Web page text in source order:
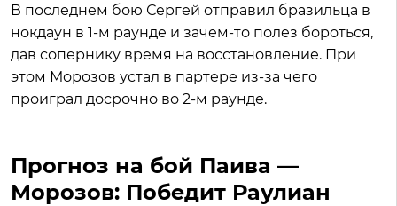
В последнем бою Сергей отправил бразильца в
нокдаун в 1-м раунде и зачем-то полез бороться,
дав сопернику время на восстановление. При
этом Морозов устал в партере из-за чего
проиграл досрочно во 2-м раунде.
Прогноз на бой Паива —
Морозов: Победит Раулиан